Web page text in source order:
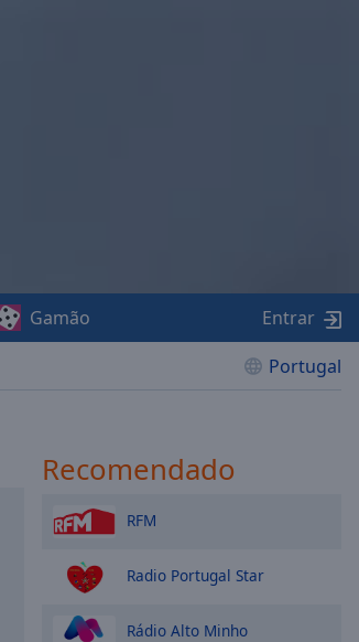
Portugal
Gamão Entrar
Recomendado
RFM
Radio Portugal Star
Rádio Alto Minho